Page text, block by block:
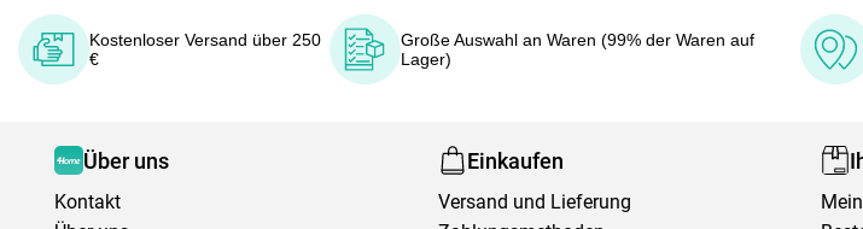
Kostenloser Versand über 250
€
Große Auswahl an Waren (99% der Waren auf
Lager)
Über uns
Kontakt
Einkaufen
Versand und Lieferung